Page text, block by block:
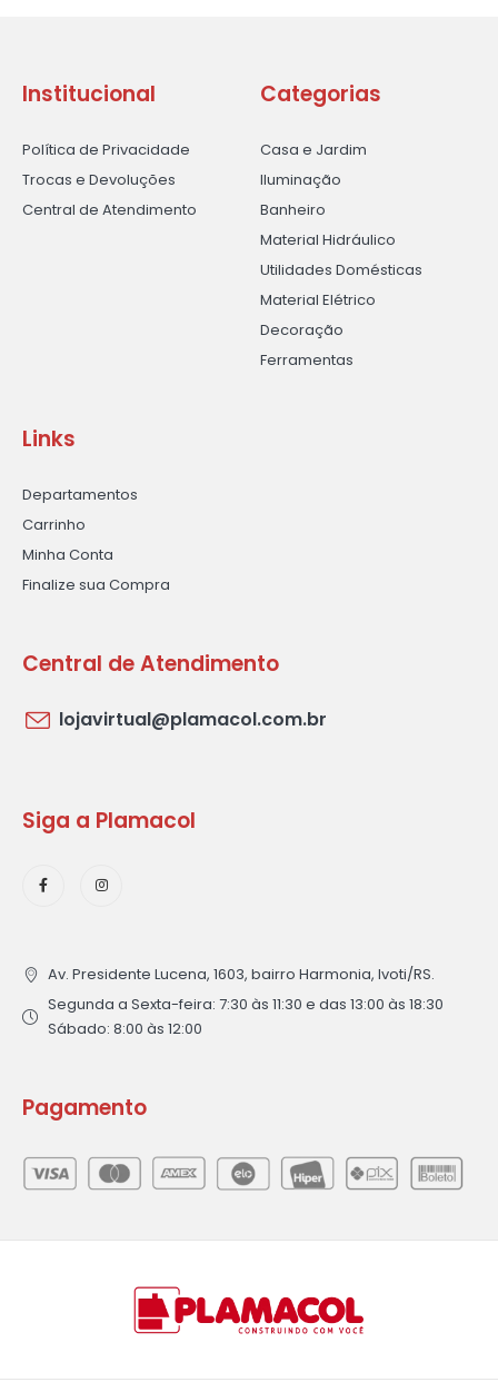
Institucional
Política de Privacidade
Trocas e Devoluções
Central de Atendimento
Categorias
Casa e Jardim
Iluminação
Banheiro
Material Hidráulico
Utilidades Domésticas
Material Elétrico
Decoração
Ferramentas
Links
Departamentos
Carrinho
Minha Conta
Finalize sua Compra
Central de Atendimento
lojavirtual@plamacol.com.br
Siga a Plamacol
Av. Presidente Lucena, 1603, bairro Harmonia, Ivoti/RS.
Segunda a Sexta-feira: 7:30 às 11:30 e das 13:00 às 18:30
Sábado: 8:00 às 12:00
Pagamento